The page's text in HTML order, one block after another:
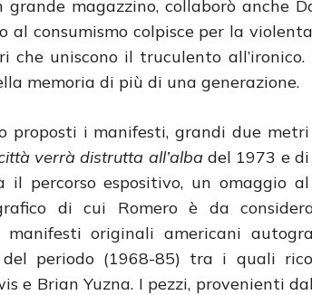
magazzino, collaborò anche
al consumismo colpisce per la
uniscono il truculento all’ironico.
memoria di più di una generazione.
proposti i manifesti, grandi due
verrà distrutta all’albadel 1973 e
il percorso espositivo, un omaggio al
di cui Romero è da
originali americani
periodo (1968-85) tra i quali
e Brian Yuzna. I pezzi, provenienti